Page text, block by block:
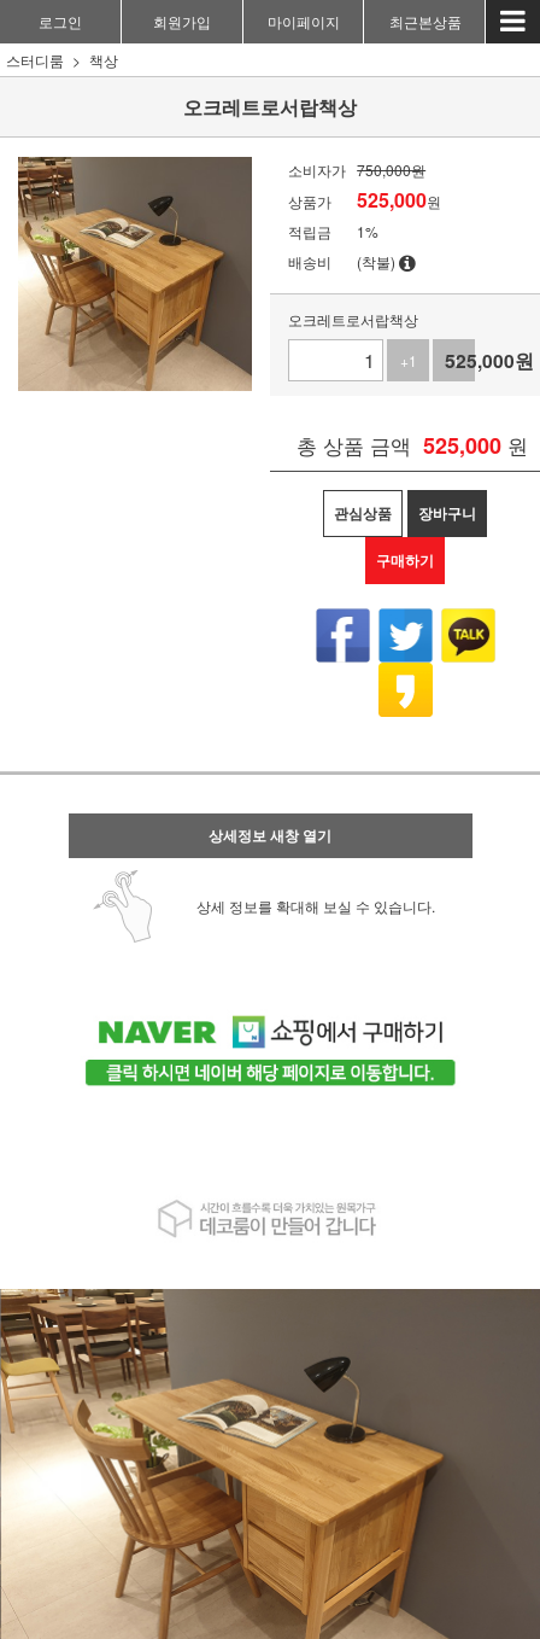
로그인 회원가입 마이페이지
최근본상품
스터디룸
책상
오크레트로서랍책상
소비자가 750,000원
상품가
525,000원
적립금
1%
배송비
(착불)
오크레트로서랍책상
+1
-1
525,000원
총 상품 금액 525,000 원
관심상품 장바구니
구매하기
상세정보 새창 열기
상세 정보를 확대해 보실 수 있습니다.